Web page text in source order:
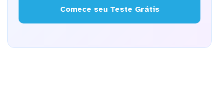
Comece seu Teste Grátis